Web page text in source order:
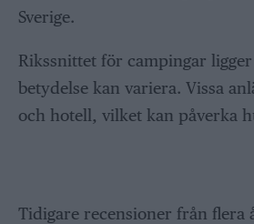
Sverige.
Rikssnittet för campingar
betydelse kan variera. Vissa
och hotell, vilket kan påverka
Tidigare recensioner från flera